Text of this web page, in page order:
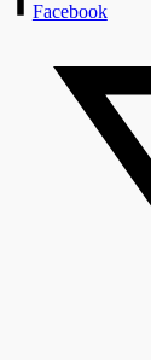
Facebook